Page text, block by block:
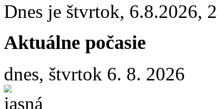
Dnes je štvrtok, 6.8.2026,
Aktuálne počasie
dnes, štvrtok 6. 8. 2026